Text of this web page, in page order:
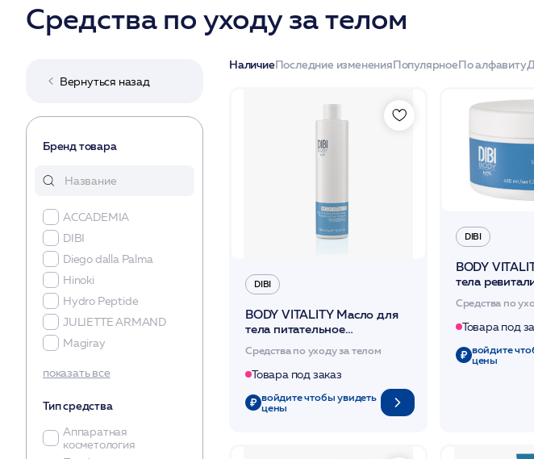
Средства по уходу за телом
Вернуться назад
Бренд товара
ACCADEMIA
DIBI
Diego dalla Palma
Hinoki
Hydro Peptide
JULIETTE ARMAND
Magiray
PHYTOCEAN
PHYTOMER
SetCabinet
показать все
Тип средства
Аппаратная
косметология
НаличиеПоследние измененияПопулярноеПо алфавиту
DIBI
BODY VITALITY Масло для
тела питательное
ревитализирующее 500 мл
/DIBI
Средства по уходу за телом
Товара под заказ
войдите чтобы увидеть
цены
DIBI
BODY
тела
400 мл /DIBI
Средства по
Товара под
войдите
цены